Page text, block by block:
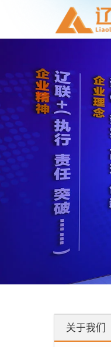
关于我们